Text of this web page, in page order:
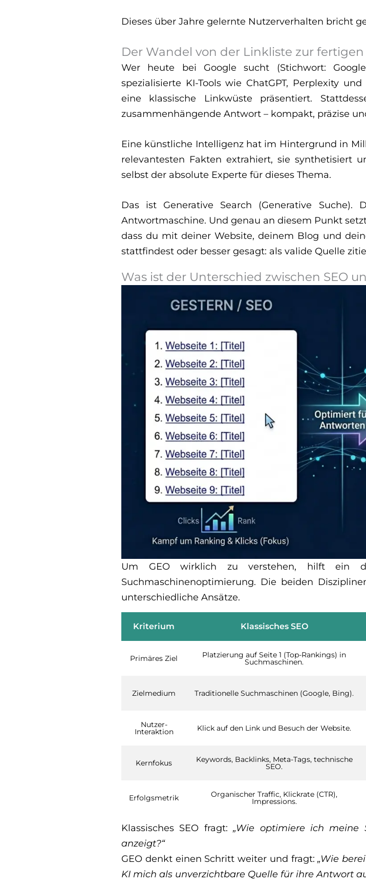
Dieses über Jahre gelernte Nutzerverhalten bricht
Der Wandel von der Linkliste zur
Wer heute bei Google sucht (Stichwort:
spezialisierte KI-Tools wie ChatGPT, Perplexity
eine klassische Linkwüste präsentiert.
zusammenhängende Antwort – kompakt, präzise
Eine künstliche Intelligenz hat im Hintergrund in
relevantesten Fakten extrahiert, sie synthetisiert
selbst der absolute Experte für dieses Thema.
Das ist Generative Search (Generative Suche).
Antwortmaschine. Und genau an diesem Punkt
dass du mit deiner Website, deinem Blog und
stattfindest oder besser gesagt: als valide Quelle
Was ist der Unterschied zwischen SEO
Um GEO wirklich zu verstehen, hilft ein
Suchmaschinenoptimierung. Die beiden
unterschiedliche Ansätze.
Kriterium Klassisches SEO
Primäres Ziel Platzierung auf Seite 1 (Top-Rankings) in
Suchmaschinen.
Zielmedium Traditionelle Suchmaschinen (Google, Bing).
Nutzer-
Interaktion Klick auf den Link und Besuch der Website.
Kernfokus Keywords, Backlinks, Meta-Tags, technische
SEO.
Erfolgsmetrik Organischer Traffic, Klickrate (CTR),
Impressions.
Klassisches SEO fragt:„Wie optimiere ich meine
anzeigt?“
GEO denkt einen Schritt weiter und fragt:„Wie
KI mich als unverzichtbare Quelle für ihre Antwort